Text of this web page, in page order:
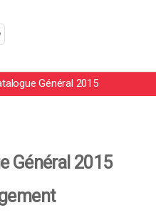
Général 2015
Général 2015